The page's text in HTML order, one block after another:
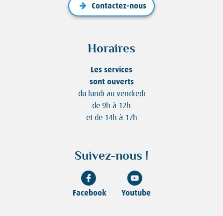
Contactez-nous
Horaires
Les services
sont ouverts
du lundi au vendredi
de 9h à 12h
et de 14h à 17h
Suivez-nous !
Facebook Youtube